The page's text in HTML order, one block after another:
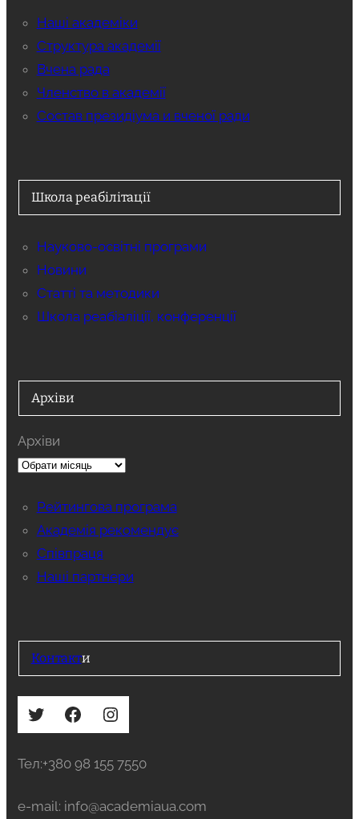
Наші академіки
Структура академії
Вчена рада
Членство в академії
Состав президіума и вченої ради
Школа реабілітації
Науково-освітні програми
Новини
Статті та методики
Школа реабіаліції, конференції
Архіви
Архіви
Рейтингова програма
Академія рекомендує
Співпраця
Наші партнери
Контакти
Twitter Facebook Instagram
Тел:+380 98 155 7550
e-mail: info@academiaua.com